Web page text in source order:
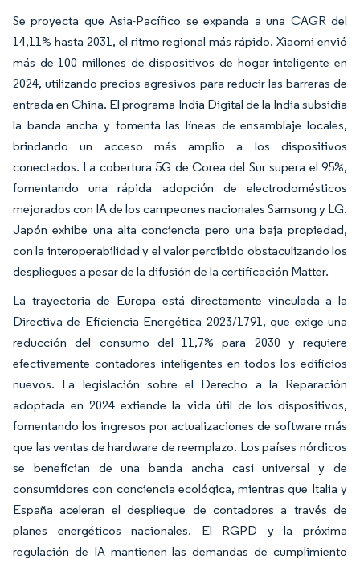
Se proyecta que Asia-Pacífico se expanda a una CAGR del
14,11% hasta 2031, el ritmo regional más rápido. Xiaomi envió
más de 100 millones de dispositivos de hogar inteligente en
2024, utilizando precios agresivos para reducir las barreras de
entrada en China. El programa India Digital de la India subsidia
la banda ancha y fomenta las líneas de ensamblaje locales,
brindando un acceso más amplio a los dispositivos
conectados. La cobertura 5G de Corea del Sur supera el 95%,
fomentando una rápida adopción de electrodomésticos
mejorados con IA de los campeones nacionales Samsung y LG.
Japón exhibe una alta conciencia pero una baja propiedad,
con la interoperabilidad y el valor percibido obstaculizando los
despliegues a pesar de la difusión de la certificación Matter.
La trayectoria de Europa está directamente vinculada a la
Directiva de Eficiencia Energética 2023/1791, que exige una
reducción del consumo del 11,7% para 2030 y requiere
efectivamente contadores inteligentes en todos los edificios
nuevos. La legislación sobre el Derecho a la Reparación
adoptada en 2024 extiende la vida útil de los dispositivos,
fomentando los ingresos por actualizaciones de software más
que las ventas de hardware de reemplazo. Los países nórdicos
se benefician de una banda ancha casi universal y de
consumidores con conciencia ecológica, mientras que Italia y
España aceleran el despliegue de contadores a través de
planes energéticos nacionales. El RGPD y la próxima
regulación de IA mantienen las demandas de cumplimiento